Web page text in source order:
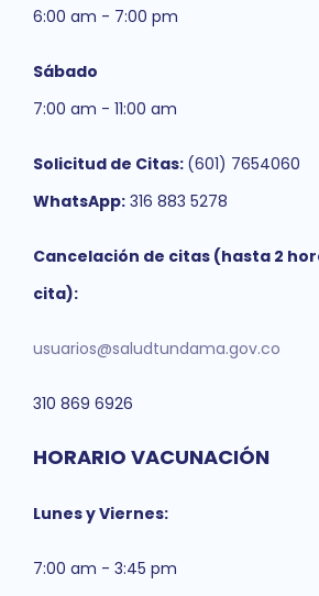
6:00 am - 7:00 pm
Sábado
7:00 am - 11:00 am
Solicitud de Citas: (601) 7654060
WhatsApp: 316 883 5278
Cancelación de citas (hasta 2
cita):
usuarios@saludtundama.gov.co
310 869 6926
HORARIO VACUNACIÓN
Lunes y Viernes:
7:00 am - 3:45 pm